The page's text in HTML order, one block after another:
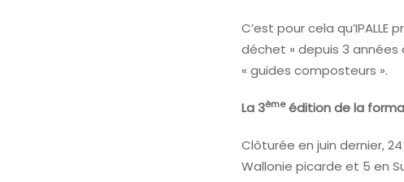
C’est pour cela
déchet » depuis 3
« guides composteurs ».
La 3èmeédition de la
Clôturée en juin dernier,
Wallonie picarde et 5 en